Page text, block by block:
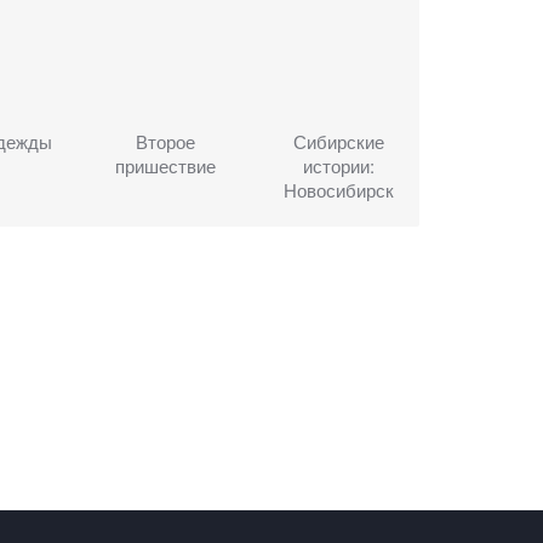
Второе
пришествие
Сибирские
истории:
Новосибирск